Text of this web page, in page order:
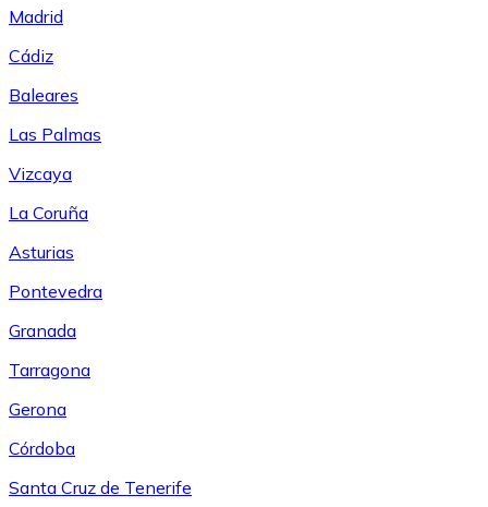
Madrid
Cádiz
Baleares
Las Palmas
Vizcaya
La Coruña
Asturias
Pontevedra
Granada
Tarragona
Gerona
Córdoba
Santa Cruz de Tenerife